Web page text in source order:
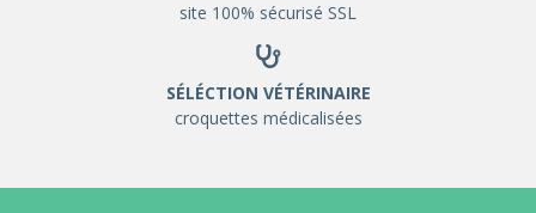
site 100% sécurisé SSL
SÉLÉCTION VÉTÉRINAIRE
croquettes médicalisées